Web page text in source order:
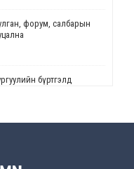
форум, салбарын
бүртгэлд